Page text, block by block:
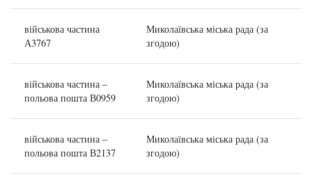
військова частина
А3767
Миколаївська міська рада (за
згодою)
військова частина –
польова пошта В0959
Миколаївська міська рада (за
згодою)
військова частина –
польова пошта В2137
Миколаївська міська рада (за
згодою)